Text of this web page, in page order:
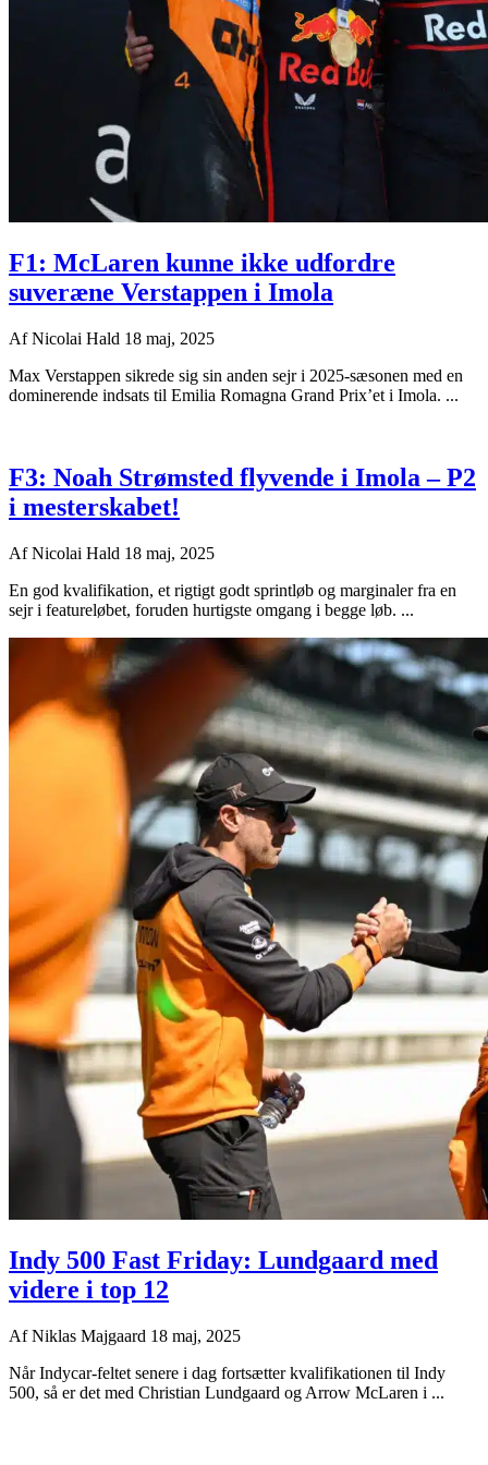
F1: McLaren kunne ikke udfordre
suveræne Verstappen i Imola
AfNicolai Hald 18 maj, 2025
Max Verstappen sikrede sig sin anden sejr i 2025-sæsonen med en
dominerende indsats til Emilia Romagna Grand Prix’et i Imola. ...
F3: Noah Strømsted flyvende i Imola – P2
i mesterskabet!
AfNicolai Hald 18 maj, 2025
En god kvalifikation, et rigtigt godt sprintløb og marginaler fra en
sejr i featureløbet, foruden hurtigste omgang i begge løb. ...
Indy 500 Fast Friday: Lundgaard med
videre i top 12
AfNiklas Majgaard 18 maj, 2025
Når Indycar-feltet senere i dag fortsætter kvalifikationen til Indy
500, så er det med Christian Lundgaard og Arrow McLaren i ...